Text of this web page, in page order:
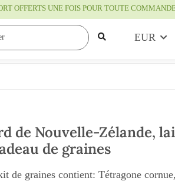
OFFERTS UNE FOIS POUR TOUTE
EUR
de Nouvelle-Zélande,
de graines
de graines contient: Tétragone